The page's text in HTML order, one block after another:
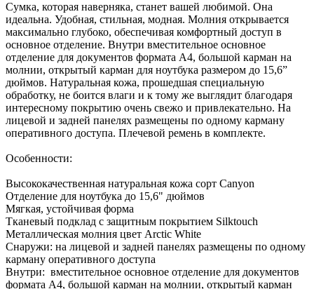
Сумка, которая наверняка, станет вашей любимой. Она
идеальна. Удобная, стильная, модная. Молния открывается
максимально глубоко, обеспечивая комфортный доступ в
основное отделение. Внутри вместительное основное
отделение для документов формата А4, большой карман на
молнии, открытый карман для ноутбука размером до 15,6”
дюймов. Натуральная кожа, прошедшая специальную
обработку, не боится влаги и к тому же выглядит благодаря
интересному покрытию очень свежо и привлекательно. На
лицевой и задней панелях размещены по одному карману
оперативного доступа. Плечевой ремень в комплекте.
Особенности:
Высококачественная натуральная кожа сорт Canyon
Отделение для ноутбука до 15,6" дюймов
Мягкая, устойчивая форма
Тканевый подклад с защитным покрытием Silktouch
Металлическая молния цвет Arctic White
Снаружи: на лицевой и задней панелях размещены по одному
карману оперативного доступа
Внутри: вместительное основное отделение для документов
формата А4, большой карман на молнии, открытый карман